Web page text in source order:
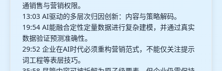
通销售与营销权限。
13:03 AI驱动的多层次归因创新：内容与策略解码。
19:54 AI能融合定性定量数据进行复杂建模，并通过真实
数据验证预测准确性。
29:52 企业在AI时代必须重构营销范式，不能仅关注提示
词工程等表层技巧。